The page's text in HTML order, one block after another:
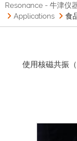
Resonance - 牛津仪
Applications
食
使用核磁共振